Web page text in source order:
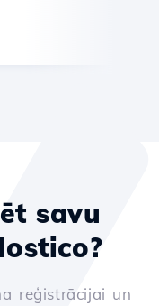
savu
reģistrācijai un